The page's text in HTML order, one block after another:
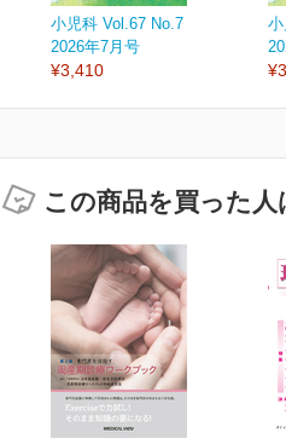
小児科 Vol.67 No.7
2026年7月号
¥3,410
この商品を買った